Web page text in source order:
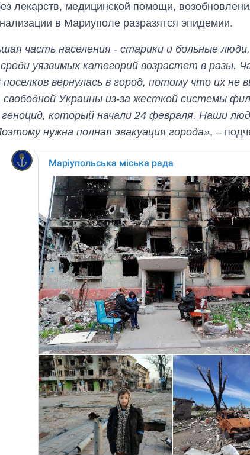
лекарств, медицинской помощи,
в Мариуполе разразятся эпидемии.
часть населения - старики и больные
уязвимых категорий возрастет в разы.
вернулась в город, потому что их не
Украины из-за жесткой системы
который начали 24 февраля. Наши
нужна полная эвакуация города», –